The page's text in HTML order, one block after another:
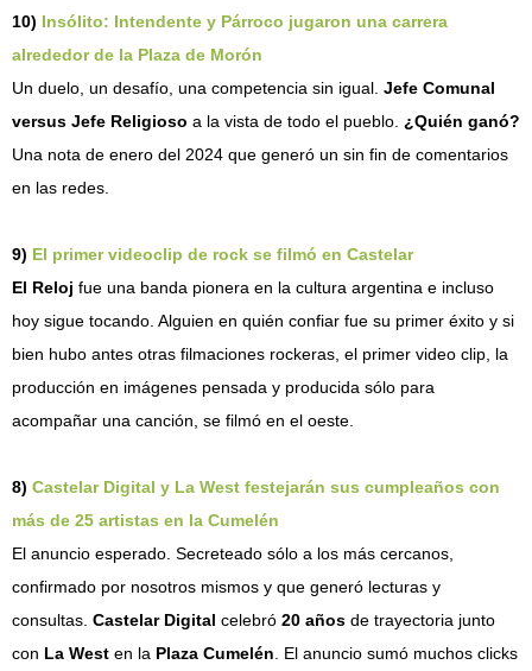
10) Insólito: Intendente y Párroco jugaron una carrera
alrededor de la Plaza de Morón
Un duelo, un desafío, una competencia sin igual. Jefe Comunal
versus Jefe Religioso a la vista de todo el pueblo. ¿Quién ganó?
Una nota de enero del 2024 que generó un sin fin de comentarios
en las redes.
9) El primer videoclip de rock se filmó en Castelar
El Reloj fue una banda pionera en la cultura argentina e incluso
hoy sigue tocando. Alguien en quién confiar fue su primer éxito y si
bien hubo antes otras filmaciones rockeras, el primer video clip, la
producción en imágenes pensada y producida sólo para
acompañar una canción, se filmó en el oeste.
8) Castelar Digital y La West festejarán sus cumpleaños con
más de 25 artistas en la Cumelén
El anuncio esperado. Secreteado sólo a los más cercanos,
confirmado por nosotros mismos y que generó lecturas y
consultas. Castelar Digital celebró 20 años de trayectoria junto
con La West en la Plaza Cumelén . El anuncio sumó muchos clicks